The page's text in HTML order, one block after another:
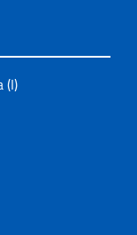
(I)